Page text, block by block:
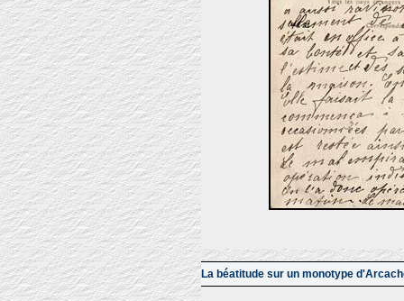
La béatitude sur un monotype